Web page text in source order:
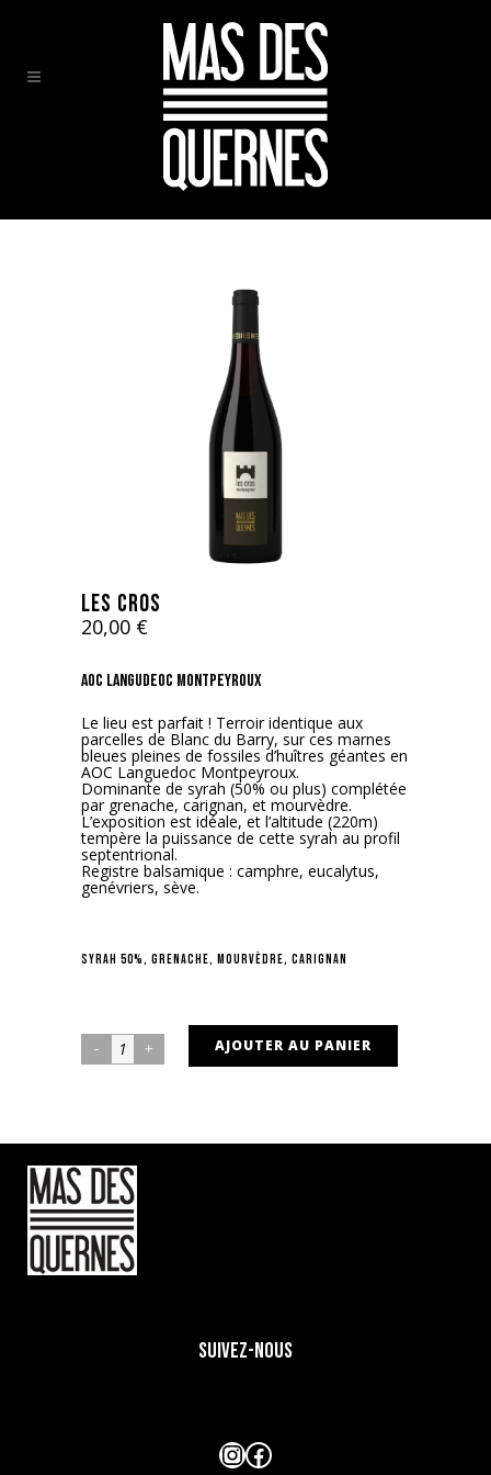
LES CROS
20,00 €
AOC Langudeoc Montpeyroux
Le lieu est parfait ! Terroir identique aux
parcelles de Blanc du Barry, sur ces marnes
bleues pleines de fossiles d’huîtres géantes en
AOC Languedoc Montpeyroux.
Dominante de syrah (50% ou plus) complétée
par grenache, carignan, et mourvèdre.
L’exposition est idéale, et l’altitude (220m)
tempère la puissance de cette syrah au profil
septentrional.
Registre balsamique : camphre, eucalytus,
genévriers, sève.
SYRAH 50%, GRENACHE, MOURVÈDRE, CARIGNAN
Les
AJOUTER AU PANIER
SUIVEZ-NOUS
Instagram
Facebook